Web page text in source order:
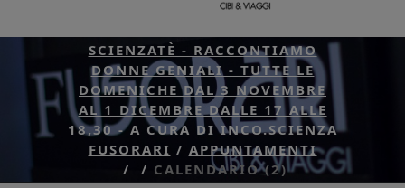
SCIENZATÈ - RACCONTIAMO
DONNE GENIALI - TUTTE LE
DOMENICHE DAL 3 NOVEMBRE
AL 1 DICEMBRE DALLE 17 ALLE
18,30 - A CURA DI INCO.SCIENZA
FUSORARI / APPUNTAMENTI
/
/ CALENDARIO (2)